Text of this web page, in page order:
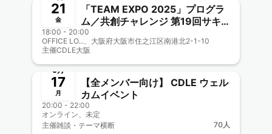
21
金
「TEAM EXPO 2025」プログラ
ム／共創チャレンジ 第19回サキ
シマmeets！に参加しよう
【CDLE大阪Meetup#28】
18:00 - 20:00
OFFICE LO...、大阪府大阪市住之江区南港北2-1-10
主催CDLE大阪
終了
6月
17
月
【全メンバー向け】 CDLE ウェル
カムイベント
20:00 - 22:00
オンライン、未定
主催雑談・テーマ横断 70人
終了